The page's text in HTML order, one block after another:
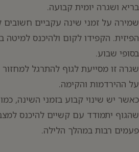
בריא ושגרה יומית קבועה.
שמירה על זמני שינה עקביים
הפיזית. הקפידו לקום ולהיכנס למיטה
בסופי שבוע.
שגרה זו מסייעת לגוף להתרגל
על ההירדמות והקימה.
כאשר יש שינוי קבוע בזמני השינה,
שהגוף יתמודד עם קשיים להיכנס
פעמים רבות במהלך הלילה.